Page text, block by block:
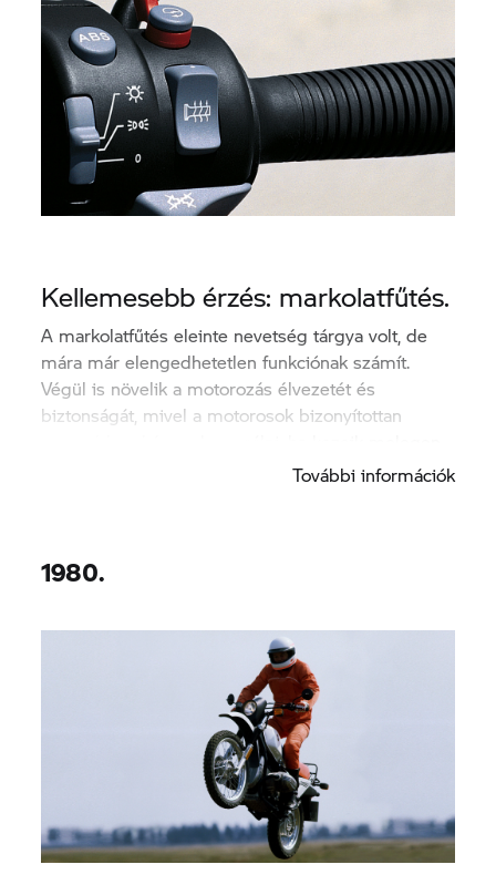
Kellemesebb érzés: markolatfűtés.
A markolatfűtés eleinte nevetség tárgya volt, de
mára már elengedhetetlen funkciónak számít.
Végül is növelik a motorozás élvezetét és
biztonságát, mivel a motorosok bizonyítottan
További információk
1980.